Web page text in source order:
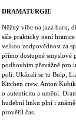
DRAMATURGIE
Něžný vibe na jazz baru,
sále prakticky není
velkou zodpovědnost za
přímo dostupné smyslové
podhoubím převážně pro
poli. Ukázali se tu Bulp,
Kitchen crew, Anton
o autenticitu a umění.
hudební linku plní i
prověřil čas.